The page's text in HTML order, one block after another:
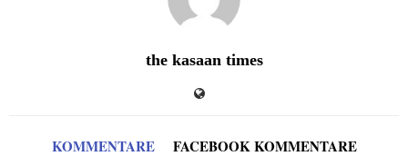
the kasaan times
KOMMENTARE FACEBOOK KOMMENTARE